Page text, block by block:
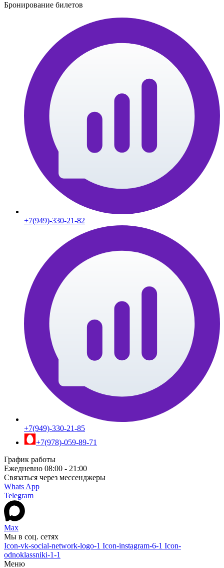
Бронирование билетов
+7(949)-330-21-82
+7(949)-330-21-85
+7(978)-059-89-71
График работы
Ежедневно 08:00 - 21:00
Связаться через мессенджеры
Whats App
Telegram
Max
Мы в соц. сетях
Icon-vk-social-network-logo-1 Icon-instagram-6-1 Icon-
odnoklassniki-1-1
Меню